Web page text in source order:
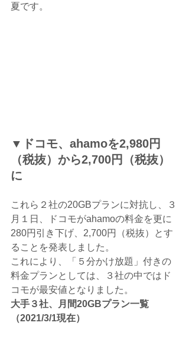
夏です。
▼ドコモ、ahamoを2,980円
（税抜）から2,700円（税抜）
に
これら２社の20GBプランに対抗し、３
月１日、ドコモがahamoの料金を更に
280円引き下げ、2,700円（税抜）とす
ることを発表しました。
これにより、「５分かけ放題」付きの
料金プランとしては、３社の中ではド
コモが最安値となりました。
大手３社、月間20GBプラン一覧
（2021/3/1現在）